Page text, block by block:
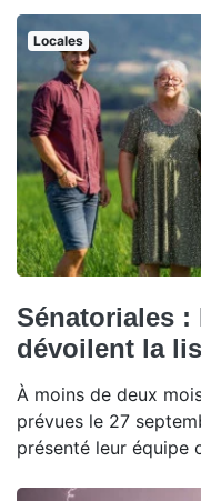
Locales
Sénatoriales
dévoilent la
À moins de deux
prévues le 27
présenté leur équipe